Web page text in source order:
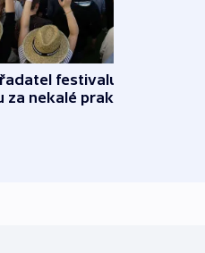
festivalu
nekalé praktiky